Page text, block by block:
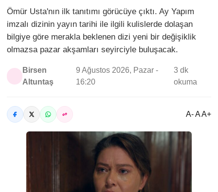
Ömür Usta'nın ilk tanıtımı görücüye çıktı. Ay Yapım
imzalı dizinin yayın tarihi ile ilgili kulislerde dolaşan
bilgiye göre merakla beklenen dizi yeni bir değişiklik
olmazsa pazar akşamları seyirciyle buluşacak.
Birsen
Altuntaş
9 Ağustos 2026, Pazar -
16:20
3 dk
okuma
A- A A+